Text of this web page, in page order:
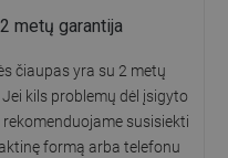
2 metų garantija
čiaupas yra su 2 metų
kils problemų dėl įsigyto
susisiekti
formą arba telefonu